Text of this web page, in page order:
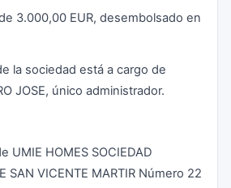
3.000,00 EUR, desembolsado en
la sociedad está a cargo de
JOSE, único administrador.
UMIE HOMES SOCIEDAD
SAN VICENTE MARTIR Número 22